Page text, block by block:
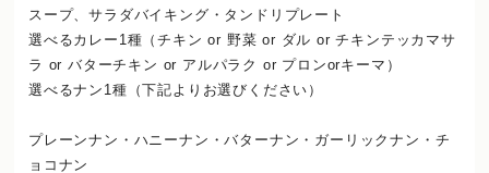
スープ、サラダバイキング・タンドリプレート
選べるカレー1種（チキン or 野菜 or ダル or チキンテッカマサ
ラ or バターチキン or アルパラク or プロンorキーマ）
選べるナン1種（下記よりお選びください）
プレーンナン・ハニーナン・バターナン・ガーリックナン・チ
ョコナン